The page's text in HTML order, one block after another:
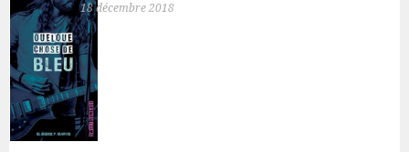
18 décembre 2018